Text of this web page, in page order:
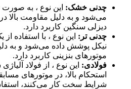
چدنی خشک: این نوع ، به
می‌شود و به دلیل مقاومت بالا
دیزلی سنگین کاربرد دارد.
چدنی تر: این نوع ، با استفاده از
نیکل پوشش داده می‌شود و به
موتورهای بنزینی کاربرد دارد.
فولادی: این نوع ، از فولاد
استحکام بالا، در موتورهای
شرایط سخت کار می‌کنند،